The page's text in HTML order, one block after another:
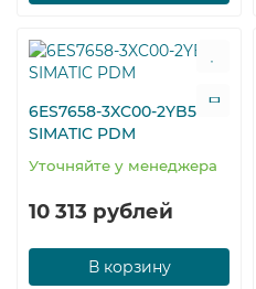
6ES7658-3XC00-2YB5
SIMATIC PDM
Уточняйте у менеджера
10 313 рублей
В корзину